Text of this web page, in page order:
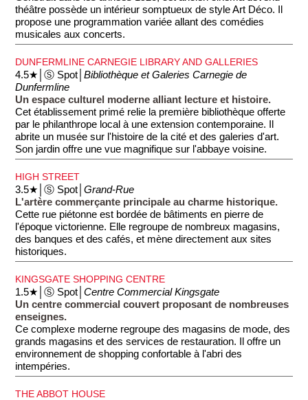
théâtre possède un intérieur somptueux de style Art Déco. Il
propose une programmation variée allant des comédies
musicales aux concerts.
DUNFERMLINE CARNEGIE LIBRARY AND GALLERIES
4.5★│Ⓢ Spot│Bibliothèque et Galeries Carnegie de
Dunfermline
Un espace culturel moderne alliant lecture et histoire.
Cet établissement primé relie la première bibliothèque offerte
par le philanthrope local à une extension contemporaine. Il
abrite un musée sur l'histoire de la cité et des galeries d'art.
Son jardin offre une vue magnifique sur l'abbaye voisine.
HIGH STREET
3.5★│Ⓢ Spot│Grand-Rue
L'artère commerçante principale au charme historique.
Cette rue piétonne est bordée de bâtiments en pierre de
l'époque victorienne. Elle regroupe de nombreux magasins,
des banques et des cafés, et mène directement aux sites
historiques.
KINGSGATE SHOPPING CENTRE
1.5★│Ⓢ Spot│Centre Commercial Kingsgate
Un centre commercial couvert proposant de nombreuses
enseignes.
Ce complexe moderne regroupe des magasins de mode, des
grands magasins et des services de restauration. Il offre un
environnement de shopping confortable à l'abri des
intempéries.
THE ABBOT HOUSE